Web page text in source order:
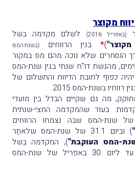
מקוצר
(באפריל 2016)
לשלם מקדמה בשל
מקוצר")
* בגין הרווחים
(בשנת-המס
הנסחרים שלא נוכה מהם מס במקור
מהגשת דו"ח שנתי בגין שנת-המס
יהיה כפוף לחובת הדיווח והתשלום של
בשנת-המס 2015.
מה גם שקיים הבדל בין מועדי
בעוד שהמקדמה החצי-שנתית
משולמת ביום 31.7 של שנת-המס שבהּ נצמחו הרווחים
) וביום 31.1 של שנת-המס שלאחַר
המס העוקבת"), המקדמה בְּשל
הכנסות-חוץ משולמת עד ליום 30 באפריל של שנת-המס